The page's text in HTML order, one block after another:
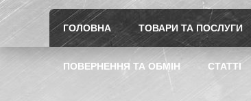
ГОЛОВНА ТОВАРИ ТА ПОСЛУГИ
ПОВЕРНЕННЯ ТА ОБМІН СТАТТІ